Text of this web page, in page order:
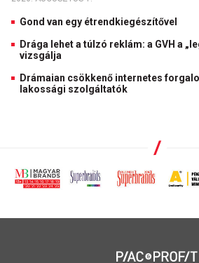
Gond van egy étrendkiegészítővel
Drága lehet a túlzó reklám: a GVH a
vizsgálja
Drámaian csökkenő internetes
lakossági szolgáltatók